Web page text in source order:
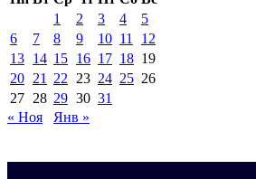
1
2 3 4
5
6
7 8 9 10 11
12
13 14 15 16 17 18 19
20 21 22 23 24 25 26
27 28 29 30 31
« Ноя
Янв »